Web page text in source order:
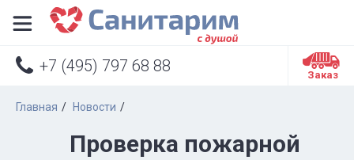
+7 (495) 797 68 88 
Заказ
Главная Новости
Проверка пожарной